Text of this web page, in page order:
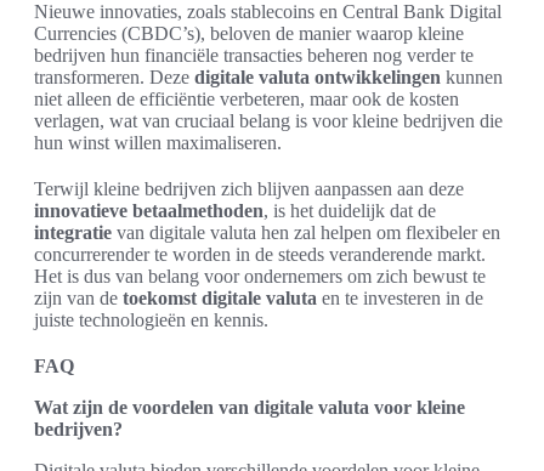
Nieuwe innovaties, zoals stablecoins en Central Bank Digital
Currencies (CBDC’s), beloven de manier waarop kleine
bedrijven hun financiële transacties beheren nog verder te
transformeren. Deze digitale valuta ontwikkelingen kunnen
niet alleen de efficiëntie verbeteren, maar ook de kosten
verlagen, wat van cruciaal belang is voor kleine bedrijven die
hun winst willen maximaliseren.
Terwijl kleine bedrijven zich blijven aanpassen aan deze
innovatieve betaalmethoden, is het duidelijk dat de
integratie van digitale valuta hen zal helpen om flexibeler en
concurrerender te worden in de steeds veranderende markt.
Het is dus van belang voor ondernemers om zich bewust te
zijn van de toekomst digitale valuta en te investeren in de
juiste technologieën en kennis.
FAQ
Wat zijn de voordelen van digitale valuta voor kleine
bedrijven?